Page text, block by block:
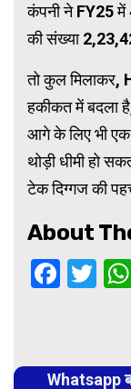
कंपनी ने FY25 में
की संख्या
तो कुल मिलाकर,
हकीकत में बदला
आगे के लिए भी एक
थोड़ी धीमी हो
टेक दिग्गज की
About
Whatsapp